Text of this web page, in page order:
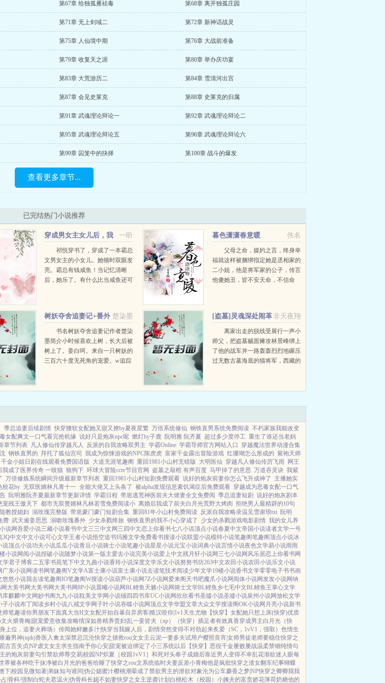
第67章 给独孤雁祛毒 第68章 离开独孤庄园
第71章 无上剑域二 第72章 新神话战灵
第75章 人仙境中期 第76章 大战前准备
第79章 收复天之涯 第80章 举办庆功宴
第83章 大荒游历二 第84章 雪清河出宫
第87章 会见史莱克 第88章 史莱克的归属
第91章 武魂理论辩论一 第92章 武魂理论辩论二
第95章 武魂理论辩论五 第96章 武魂理论辩论六
第99章 囚笼中的抉择 第100章 战斗的爆发
查看更多章节...
已完结热门小说推荐
一听
穿成男女主女儿后，我
咸鱼了祁悦穿书了，穿成了一本霸总
文男女主的小女儿。她顿时双眼发
亮。霸总有钱咸鱼！当记忆清晰
后，她乐了。有什么比当咸鱼还可
世界首富她二姐是组...
佚名
暮色潇潇春意暖
父母之命，媒妁之言，终身幸
福就这样被捆绑指定她是丞相家的
二小姐，他是将军家的公子，传言
他傻她丑，皆不安天命，不信命
嘲笑，她举步维艰如履薄...
楚柒墨
树妖夺舍追妻记+番外
书名树妖夺舍追妻记作者楚柒
墨简介小时候喜欢上树，长大后被
树上了。姜白呵。来自一只树妖的
三百六十度无死角的宠爱。w追踪
红心跳的帅气...
非天夜翔
[盗墓]灵魂深处闹革
命+番外
离家出走的脱线受展行一声小
师父，把盗墓贼面瘫攻林景峰绑上
了他的战车并一路轰轰烈烈地碾压
过无数古墓海底的猫将军，西藏的
壮烈的人生从此开始扫雷无事实依
季总追妻后续剧情 快穿腰软女配她又甜又撩by夏夜星繁 万倍系统修仙 钢铁直男系统免费阅读 不朽家族我能改变
女配爽文一口气看完抢机缘 说好只是炮灰npc呢 燃灯by子鹿 阮明雅 阮齐夏 超过多少度停工 重生了谁还当老妈
章节列表 凡人修仙传穿越凡人 反派的自我攻略双男主 学霸Online 学霸导师官方网站入口
穿越魔法世界动漫合集
钢铁直男的 拜托了狐仙宫司 我成为惊悚游戏的NPC陈虎虎 富家千金露出冒险游戏 红珊瑚怎么形成的 紫袍天师
千金小姐日剧在线观看免费国语版 大道无涯笔趣阁 重回1981小山村无错版 大明医仙 穿越凡人修仙传厉飞雨 网王
我成了医界传奇 一吱猫 狼狗下 环球大冒险cctv节目官网 盗墓之敲棺 有声百度 马甲掉了的意思 万道吞灵诀 我紫
万倍修炼系统瞬间升级最新章节列表 重回1981小山村短剧免费观看 说好的炮灰前妻你怎么飞升成神了
主播她实
校花by 无双医婿林凡青十一 全能大佬又上头条了 被alpha发现信息素饥渴症后免费观看 穿越成为恶毒女配一口气
阮明雅阮齐夏最新章节更新详情 学霸日程 带崽逃荒神医前夫大佬妻全文免费阅 季总追妻短剧 说好的炮灰剧本
宠残王傲天下 都市无双赘婿林凡林若雪免费阅读小 离婚后我成了前夫白月光荒野大烤肉 拒绝男人最精辟的10句
教授媳妇 溺玫瑰完整版 带崽豪门豪门短剧合集 重回81年小山村免费阅读 反派自我攻略录温见雪谢琅txt 阮明
费 武天逾姜思思 溺吻玫瑰番外 少女杀戮终旅 钢铁直男的我不小心穿成了 少女的杀戮游戏电影剧情 我的女儿养
说网吾爱小说三藏小说看书中文三三中文网 三四中文恋上你看书七八小说顶点小说春夏中文帝国小说读者文学一号
3Q中文中文小说可心文学王者小说悟空追书玛雅文学免费看书搜读小说联盟小说模特小说笔趣阁笔趣阁顶点小说冰
说顶点小说功夫小说瓜瓜小说青豆小说骑士小说笔趣小说星星小说元宝小说词典小说言情小说夜色文学易小说雨雨
小说网阅小说捏破小说随梦小说第一版主爱去小说完美小说爱上中文残月轩小说网 三七小说网 风乐居恋上你看书网
学君子博客二五零书苑笔下中文九曲小说香玲小说深度文学乐文小说努努书坊263中文农田小说农田小说乐文小说
广东小说网读书网笔趣阁V文学A富士康小说富士康小说去读笔技术阅读少年文学19楼小说香书文学零零电子书书画
悠悠小说我去读笔趣阁IO笔趣阁W搜读小说葫芦小说网7Z小说网爱来阁 天书吧魔爪小说网 阅体小说网发发小说网纳
大美书网 大美书网 大美书网8P小说晨曦小说网BL鲤鱼 天籁小说网骑士文学BL鲤鱼乡七毛中文BL鲤鱼王掌心文学
库麒麟中文网妙书阁 九九小说耽美文学网小说铺四四书库UC小说网 欣欣看书圣墟小说圣墟小说泉州小说网放松文学
子小说布丁阅读乡村小说八戒文学网子叶小说吞噬小说网顶点文学华盟文章大众文学搜读阁OK小说网 月亮小说新书
师笔趣读你男朋友下面真大当H文女配开始自暴自弃房客|糙汉咬你|1v1天生尤物【快穿】 女配她只想上床(快穿)优质
文火煨青梅|甜宠爱意收集攻略情深如兽精养贵妇|乱一妾皆夫（np） （快穿）插足者有效真香穿成男主白月光（快
上位，追妻火葬场） 传闻她鲜嫩多汁|快穿当我嫁人后，剧情突然变得不对劲起来炙爱（SC，1vV1，强取） 色情生
遍男神(nph)兽医 入禽太深禁忌沉沦快穿之拯救rou文女主云泥一妻多夫试用户樱照良宵|女师男徒老师要稳住快穿之
|古言失贞|NP虐文女主求生指南予你心安|甜宠被迫绑定了小三系统以后【快穿】 恶役千金屡败屡战温柔禁锢纯情勾
的炮灰前妻勾引禁欲师尊交易|校园NP炽夏［校园1vV1］ 和死对头奉子成婚后靠近男人变得不幸乱花渐欲迷人眼每
界被各种吃干抹净被白月光的爸爸给睡了快穿之rou文系统临时夫妻反差小青梅他是疯批快穿之渣女翻车纪事蝴蝶
下|校园 见微知著|弟妹知与谁同|伪公媳蜜汁樱桃潮晕成了禁欲男主的泄欲对象沦为公车麝香之梦|NP快穿之卿卿我我
|骨科/强制 白蛇夫君温火|伪骨科长媳不如妻快穿之女主逆袭计划 白桃松木（校园） 小姨夫的富贵娇花薄荷奶糖他的